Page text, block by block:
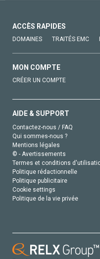
ACCÈS RAPIDES
DOMAINES TRAITÉS EMC
MON COMPTE
CRÉER UN COMPTE
AIDE & SUPPORT
Contactez-nous / FAQ
Qui sommes-nous ?
Mentions légales
© - Avertissements
Termes et conditions
Politique rédactionnelle
Politique publicitaire
Cookie settings
Politique de la vie privée